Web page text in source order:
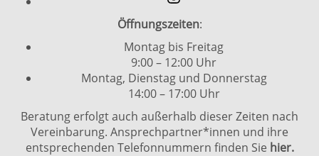
Öffnungszeiten:
Montag bis Freitag
9:00 – 12:00 Uhr
Montag, Dienstag und Donnerstag
14:00 – 17:00 Uhr
Beratung erfolgt auch außerhalb dieser Zeiten nach
Vereinbarung. Ansprechpartner*innen und ihre
entsprechenden Telefonnummern finden Sie hier.